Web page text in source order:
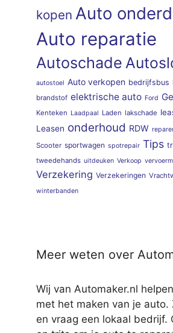
kopen Auto
Auto reparatie
Autoschade
autostoel Auto verkopen bedrijfsbus
brandstof elektrische auto Ford
Kenteken Laadpaal Laden lakschade
Leasen onderhoud RDW
Scooter sportwagen spotrepair Tips
tweedehands uitdeuken Verkoop
Verzekering Verzekeringen
winterbanden
Meer weten over
Wij van Automaker.nl
met het maken van je auto.
en vraag een lokaal bedrijf.